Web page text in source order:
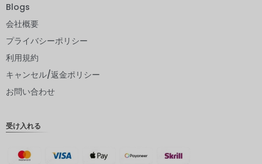
ピー
ククロー
Blogs
会社概要
プライバシーポリシー
利用規約
キャンセル/返金ポリシー
お問い合わせ
受け入れる